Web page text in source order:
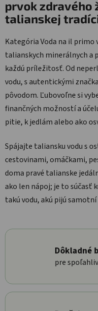
prvok zdravého
talianskej
Kategória Voda na il
talianskych minerálnych a
každú príležitosť. Od
vodu, s autentickými
pôvodom. Ľubovoľne si
finančných možností a
pitie, k jedlám alebo ako
Spájajte taliansku vodu s
cestovinami, omáčkami,
doma pravé talianske
ako len nápoj; je to súčasť
takú vodu, akú pijú
Dôkladné
pre